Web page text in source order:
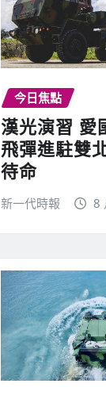
今日焦點
漢光演習 愛
飛彈進駐雙
待命
新一代時報 8